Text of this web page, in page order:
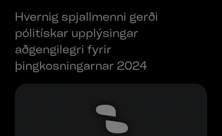
Hvernig spjallmenni gerði
pólitískar upplýsingar
aðgengilegri fyrir
þingkosningarnar 2024